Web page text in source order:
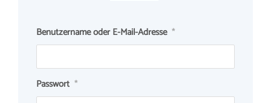
Benutzername oder E-Mail-Adresse *
Passwort *